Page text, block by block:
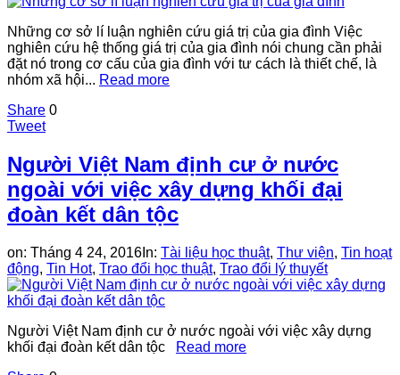
Những cơ sở lí luận nghiên cứu giá trị của gia đình Việc
nghiên cứu hệ thống giá trị của gia đình nói chung cần phải
đặt nó trong cơ cấu của gia đình với tư cách là thiết chế, là
nhóm xã hội... Read more
Share 0
Tweet
Người Việt Nam định cư ở nước
ngoài với việc xây dựng khối đại
đoàn kết dân tộc
on: Tháng 4 24, 2016 In: Tài liệu học thuật, Thư viện, Tin hoạt
động, Tin Hot, Trao đổi học thuật, Trao đổi lý thuyết
Người Việt Nam định cư ở nước ngoài với việc xây dựng
khối đại đoàn kết dân tộc
Read more